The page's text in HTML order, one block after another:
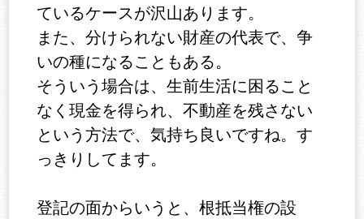
ているケースが沢山あります。
また、分けられない財産の代表で、争
いの種になることもある。
そういう場合は、生前生活に困ること
なく現金を得られ、不動産を残さない
という方法で、気持ち良いですね。す
っきりしてます。
登記の面からいうと、根抵当権の設